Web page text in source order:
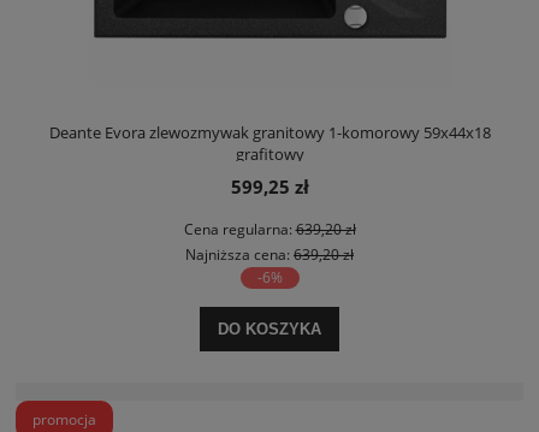
Deante Evora zlewozmywak granitowy 1-komorowy 59x44x18
grafitowy
599,25 zł
Cena regularna:639,20 zł
Najniższa cena: 639,20 zł
-6%
DO KOSZYKA
promocja